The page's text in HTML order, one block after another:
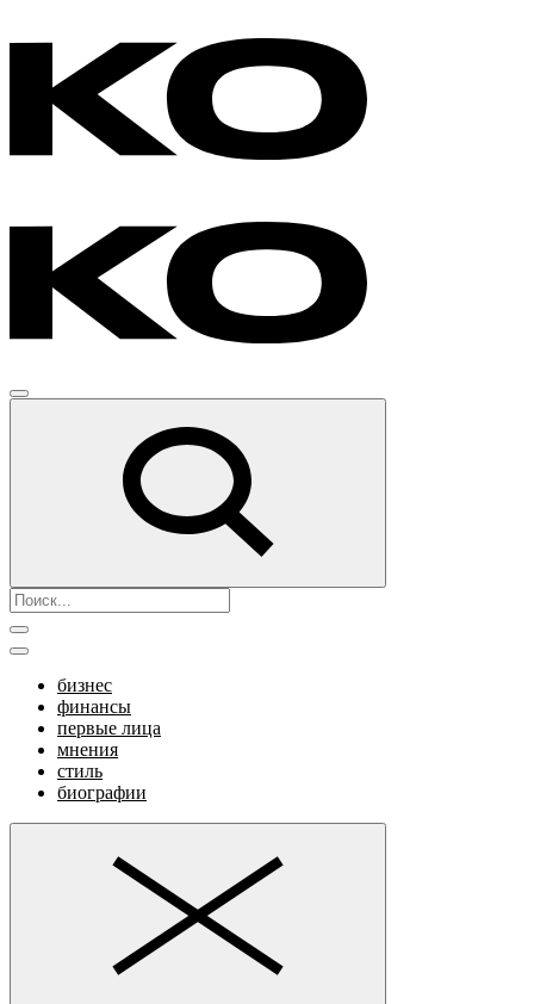
бизнес
финансы
первые лица
мнения
стиль
биографии